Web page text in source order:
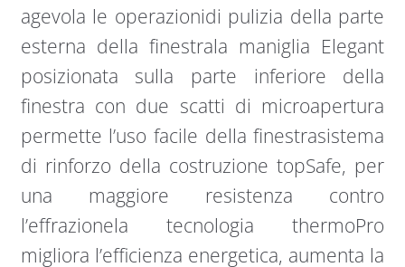
agevola le operazionidi pulizia della parte
esterna della finestrala maniglia Elegant
posizionata sulla parte inferiore della
finestra con due scatti di microapertura
permette l’uso facile della finestrasistema
di rinforzo della costruzione topSafe, per
una maggiore resistenza contro
l’effrazionela tecnologia thermoPro
migliora l’efficienza energetica, aumenta la